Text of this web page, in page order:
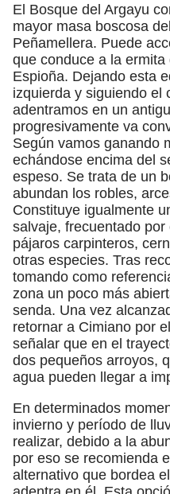
El Bosque del Argayu
mayor masa boscosa
Peñamellera. Puede
que conduce a la
Espioña. Dejando esta
izquierda y siguiendo el
adentramos en un
progresivamente va
Según vamos ganando
echándose encima del
espeso. Se trata de un
abundan los robles,
Constituye igualmente
salvaje, frecuentado
pájaros carpinteros,
otras especies. Tras
tomando como
zona un poco más
senda. Una vez
retornar a Cimiano por
señalar que en el
dos pequeños arroyos,
agua pueden llegar a
En determinados
invierno y período de
realizar, debido a la
por eso se recomienda
alternativo que bordea